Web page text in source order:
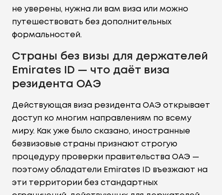
не уверены, нужна ли вам виза или можно
путешествовать без дополнительных
формальностей.
Страны без визы для держателей
Emirates ID — что даёт виза
резидента ОАЭ
Действующая виза резидента ОАЭ открывает
доступ ко многим направлениям по всему
миру. Как уже было сказано, иностранные
безвизовые страны признают строгую
процедуру проверки правительства ОАЭ —
поэтому обладатели Emirates ID въезжают на
эти территории без стандартных